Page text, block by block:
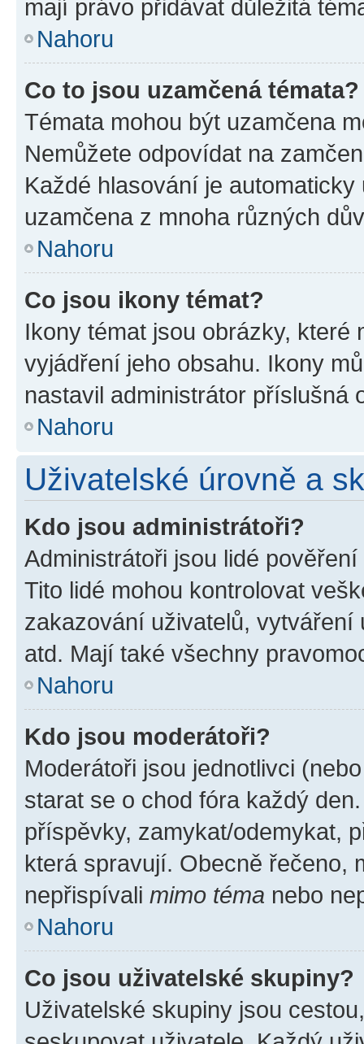
mají právo přidávat důležitá
Nahoru
Co to jsou uzamčená témata?
Témata mohou být uzamčena
Nemůžete odpovídat na
Každé hlasování je
uzamčena z mnoha různých
Nahoru
Co jsou ikony témat?
Ikony témat jsou obrázky,
vyjádření jeho obsahu. Ikony
nastavil administrátor příslušná
Nahoru
Uživatelské úrovně a
Kdo jsou administrátoři?
Administrátoři jsou lidé
Tito lidé mohou kontrolovat
zakazování uživatelů,
atd. Mají také všechny
Nahoru
Kdo jsou moderátoři?
Moderátoři jsou jednotlivci
starat se o chod fóra každý
příspěvky, zamykat/odemykat,
která spravují. Obecně řečeno,
nepřispívali mimo téma nebo
Nahoru
Co jsou uživatelské skupiny?
Uživatelské skupiny jsou